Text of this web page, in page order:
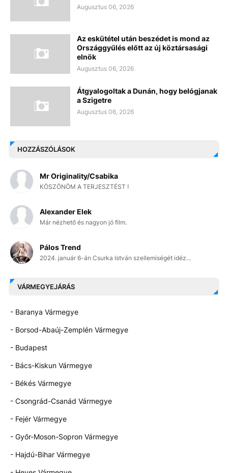
Augusztus 06, 2026
Az eskütétel után beszédet is mond az
Országgyűlés előtt az új köztársasági
elnök
Augusztus 06, 2026
Átgyalogoltak a Dunán, hogy belógjanak
a Szigetre
Augusztus 06, 2026
HOZZÁSZÓLÁSOK
Mr Originality/Csabika
KÖSZÖNÖM A TERJESZTÉST !
Alexander Elek
Már nézhető és nagyon jó film.
Pálos Trend
2024. január 6-án Csurka István szellemiségét idéz...
VÁRMEGYEJÁRÁS
- Baranya Vármegye
- Borsod-Abaúj-Zemplén Vármegye
- Budapest
- Bács-Kiskun Vármegye
- Békés Vármegye
- Csongrád-Csanád Vármegye
- Fejér Vármegye
- Győr-Moson-Sopron Vármegye
- Hajdú-Bihar Vármegye